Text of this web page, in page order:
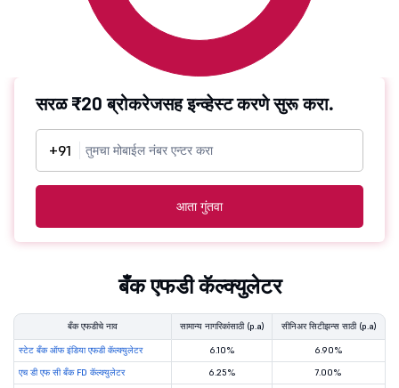
सरळ ₹20 ब्रोकरेजसह इन्व्हेस्ट करणे सुरू करा.
+91
आता गुंतवा
बँक एफडी कॅल्क्युलेटर
बँक एफडीचे नाव सामान्य नागरिकांसाठी (p.a) सीनिअर सिटीझन्स साठी (p.a)
स्टेट बँक ऑफ इंडिया एफडी कॅल्क्युलेटर 6.10%
6.90%
एच डी एफ सी बँक FD कॅल्क्युलेटर
6.25%
7.00%